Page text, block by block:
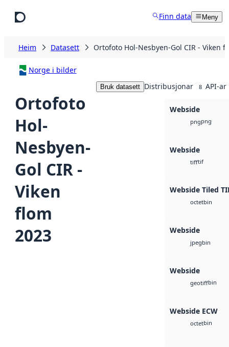
Finn data Meny
Heim Datasett Ortofoto Hol-Nesbyen-Gol CIR - Viken
Norge i bilder
Ortofoto
Hol-
Nesbyen-
Gol CIR -
Viken
flom
2023
Bruk datasett Distribusjonar 8 API-ar
Webside
pngpng
Webside
tifftif
Webside Tiled
octetbin
Webside
jpegbin
Webside
geotiffbin
Webside ECW
octetbin